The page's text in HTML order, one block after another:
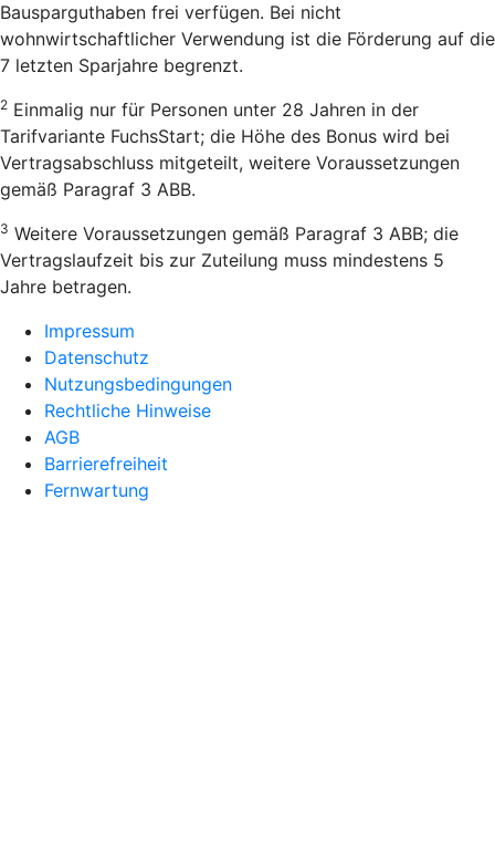
Bausparguthaben frei verfügen. Bei nicht
wohnwirtschaftlicher Verwendung ist die Förderung auf die
7 letzten Sparjahre begrenzt.
2 Einmalig nur für Personen unter 28 Jahren in der
Tarifvariante FuchsStart; die Höhe des Bonus wird bei
Vertragsabschluss mitgeteilt, weitere Voraussetzungen
gemäß Paragraf 3 ABB.
3 Weitere Voraussetzungen gemäß Paragraf 3 ABB; die
Vertragslaufzeit bis zur Zuteilung muss mindestens 5
Jahre betragen.
Impressum
Datenschutz
Nutzungsbedingungen
Rechtliche Hinweise
AGB
Barrierefreiheit
Fernwartung